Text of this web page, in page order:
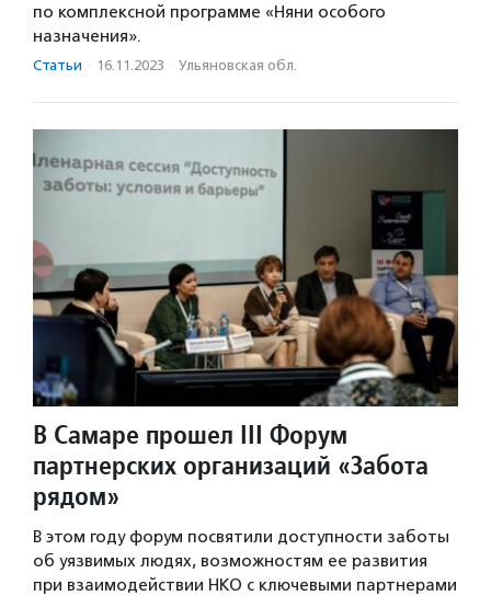
по комплексной программе «Няни особого
назначения».
Статьи · 16.11.2023 · Ульяновская обл.
В Самаре прошел III Форум
партнерских организаций «Забота
рядом»
В этом году форум посвятили доступности заботы
об уязвимых людях, возможностям ее развития
при взаимодействии НКО с ключевыми партнерами